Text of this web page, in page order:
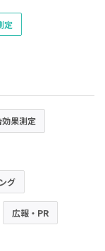
定
果測定
グ
広報・PR